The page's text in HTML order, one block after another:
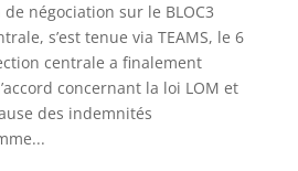
négociation sur le BLOC3
s’est tenue via TEAMS, le 6
centrale a finalement
concernant la loi LOM et
des indemnités